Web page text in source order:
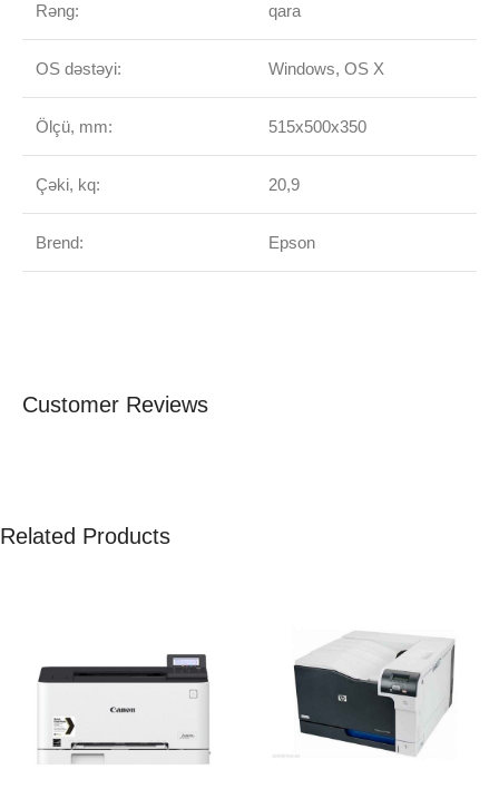
Rəng: qara
OS dəstəyi: Windows, OS X
Ölçü, mm: 515х500х350
Çəki, kq: 20,9
Brend: Epson
Customer Reviews
Related Products